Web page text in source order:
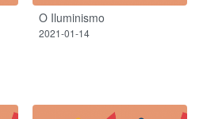
O Iluminismo
2021-01-14